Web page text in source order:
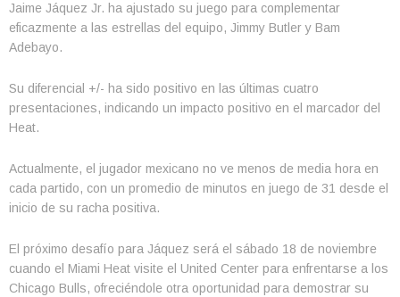
Jaime Jáquez Jr. ha ajustado su juego para complementar
eficazmente a las estrellas del equipo, Jimmy Butler y Bam
Adebayo.
Su diferencial +/- ha sido positivo en las últimas cuatro
presentaciones, indicando un impacto positivo en el marcador del
Heat.
Actualmente, el jugador mexicano no ve menos de media hora en
cada partido, con un promedio de minutos en juego de 31 desde el
inicio de su racha positiva.
El próximo desafío para Jáquez será el sábado 18 de noviembre
cuando el Miami Heat visite el United Center para enfrentarse a los
Chicago Bulls, ofreciéndole otra oportunidad para demostrar su